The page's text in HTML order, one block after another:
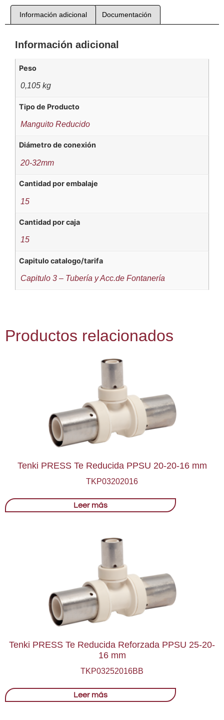
Información adicional Documentación
Información adicional
Peso
0,105 kg
Tipo de Producto
Manguito Reducido
Diámetro de conexión
20-32mm
Cantidad por embalaje
15
Cantidad por caja
15
Capitulo catalogo/tarifa
Capitulo 3 – Tubería y Acc.de Fontanería
Productos relacionados
Tenki PRESS Te Reducida PPSU 20-20-16 mm
TKP03202016
Leer más
Tenki PRESS Te Reducida Reforzada PPSU 25-20-
16 mm
TKP03252016BB
Leer más